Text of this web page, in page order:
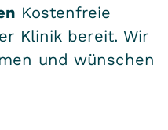
Kostenfreie
Klinik bereit. Wir
und wünschen